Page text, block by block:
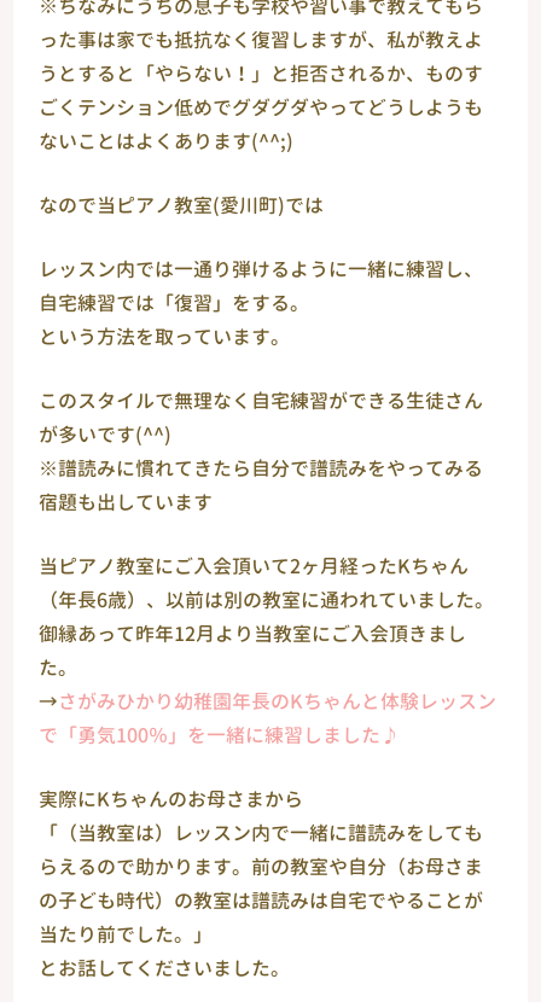
※ちなみにうちの息子も学校や習い事で教えてもら
った事は家でも抵抗なく復習しますが、私が教えよ
うとすると「やらない！」と拒否されるか、ものす
ごくテンション低めでグダグダやってどうしようも
ないことはよくあります(^^;)
なので当ピアノ教室(愛川町)では
レッスン内では一通り弾けるように一緒に練習し、
自宅練習では「復習」をする。
という方法を取っています。
このスタイルで無理なく自宅練習ができる生徒さん
が多いです(^^)
※譜読みに慣れてきたら自分で譜読みをやってみる
宿題も出しています
当ピアノ教室にご入会頂いて2ヶ月経ったKちゃん
（年長6歳）、以前は別の教室に通われていました。
御縁あって昨年12月より当教室にご入会頂きまし
た。
→さがみひかり幼稚園年長のKちゃんと体験レッスン
で「勇気100％」を一緒に練習しました♪
実際にKちゃんのお母さまから
「（当教室は）レッスン内で一緒に譜読みをしても
らえるので助かります。前の教室や自分（お母さま
の子ども時代）の教室は譜読みは自宅でやることが
当たり前でした。」
とお話してくださいました。